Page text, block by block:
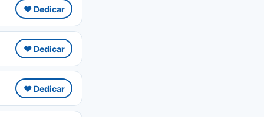
❤️ Dedicar
❤️ Dedicar
❤️ Dedicar